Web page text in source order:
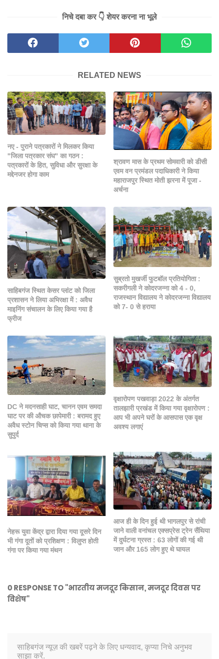
निचे दबा कर 👇 शेयर करना ना भूले
RELATED NEWS
नए - पुराने पत्रकारों ने मिलकर किया
"जिला पत्रकार संघ" का गठन :
पत्रकारों के हित, सुविधा और सुरक्षा के
मद्देनजर होगा काम
श्रावण मास के प्रथम सोमवारी को डीसी
एवम वन प्रमंडल पदाधिकारी ने किया
महाराजपुर स्थित मोती झरना में पूजा -
अर्चना
साहिबगंज स्थित केसर प्लांट को जिला
प्रशासन ने लिया अभिरक्षा में : अवैध
माइनिंग संचालन के लिए किया गया है
फ्रीज
सुब्रतो मुखर्जी फुटबॉल प्रतियोगिता :
सकरीगली ने कोदरजन्ना को 4 - 0,
राजस्थान विद्यालय ने कोदरजन्ना विद्यालय
को 7- 0 से हराया
DC ने मदनसाही घाट, चानन एवम समदा
घाट पर की औचक छापेमारी : बरामद हुए
अवैध स्टोन चिप्स को किया गया थाना के
सुपुर्द
वृक्षारोपण पखवाड़ा 2022 के अंतर्गत
तालझारी प्रखंड में किया गया वृक्षारोपण :
आप भी अपने घरों के आसपास एक वृक्ष
अवश्य लगाएं
नेहरू युवा केंद्र द्वारा दिया गया दूसरे दिन
भी गंगा दूतों को प्रशिक्षण : विलुप्त होती
गंगा पर किया गया मंथन
आज ही के दिन हुई थी भागलपुर से रांची
जाने वाली वनांचल एक्सप्रेस ट्रेन सैंथिया
में दुर्घटना ग्रस्त : 63 लोगों की गई थी
जान और 165 लोग हुए थे घायल
0 RESPONSE TO "भारतीय मजदूर किसान, मजदूर दिवस पर
विशेष"
साहिबगंज न्यूज़ की खबरें पढ़ने के लिए धन्यवाद, कृप्या निचे अनुभव
साझा करें.